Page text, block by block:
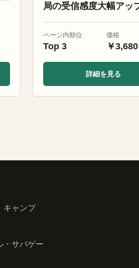
局の受信感度大幅アッ
ページ内順位
Top 3
価格
￥3,680
詳細を見る
キャンプ
・サバゲー